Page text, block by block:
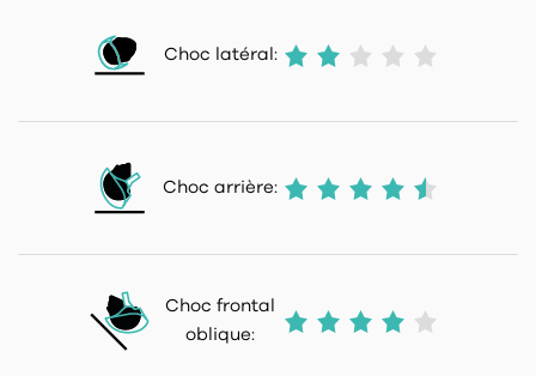
Choc latéral:
Choc arrière:
Choc frontal
oblique: